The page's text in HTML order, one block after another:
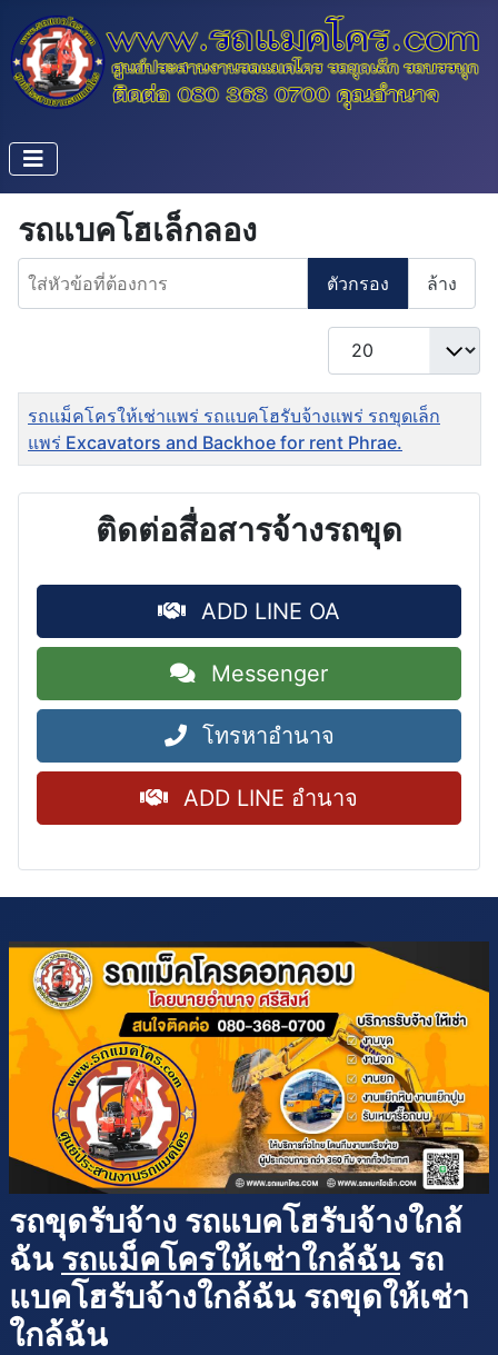
รถแบคโฮเล็กลอง
ใส่หัวข้อที่ต้องการ
ตัวกรอง ล้าง
แสดง #
ชื่อ
รถแม็คโครให้เช่าแพร่ รถแบคโฮรับจ้างแพร่ รถขุดเล็ก
แพร่ Excavators and Backhoe for rent Phrae.
ติดต่อสื่อสารจ้างรถขุด
ADD LINE OA
Messenger
โทรหาอำนาจ
ADD LINE อำนาจ
รถขุดรับจ้าง รถแบคโฮรับจ้างใกล้
ฉัน รถแม็คโครให้เช่าใกล้ฉัน รถ
แบคโฮรับจ้างใกล้ฉัน รถขุดให้เช่า
ใกล้ฉัน